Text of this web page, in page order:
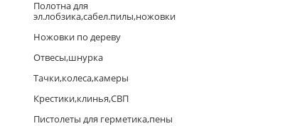
Полотна для
эл.лобзика,сабел.пилы,ножовки
Ножовки по дереву
Отвесы,шнурка
Тачки,колеса,камеры
Крестики,клинья,СВП
Пистолеты для герметика,пены